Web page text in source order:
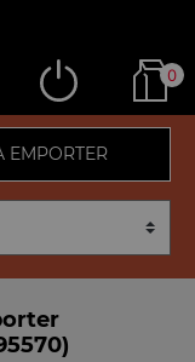
0
EMPORTER